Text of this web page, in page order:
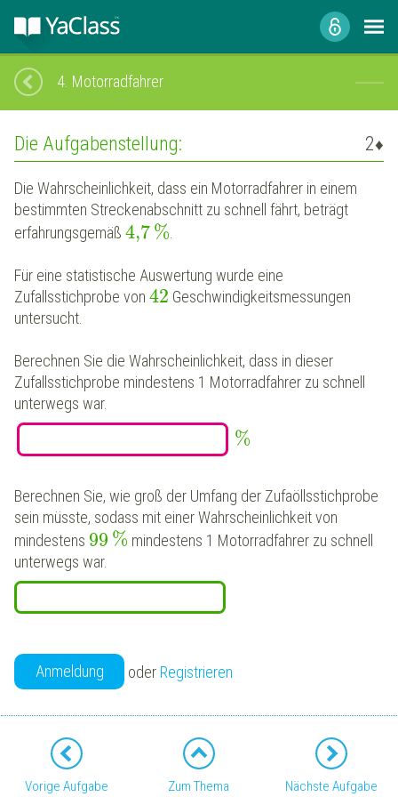
4. Motorradfahrer
Die Aufgabenstellung: 2♦
Die Wahrscheinlichkeit, dass ein Motorradfahrer in einem
bestimmten Streckenabschnitt zu schnell fährt, beträgt
erfahrungsgemäß 4,7%
Für eine statistische Auswertung wurde eine
Zufallsstichprobe von 42 Geschwindigkeitsmessungen
untersucht.
Berechnen Sie die Wahrscheinlichkeit, dass in dieser
Zufallsstichprobe mindestens 1 Motorradfahrer zu schnell
unterwegs war.
%
Berechnen Sie, wie groß der Umfang der Zufaöllsstichprobe
sein müsste, sodass mit einer Wahrscheinlichkeit von
mindestens 99 % mindestens 1 Motorradfahrer zu schnell
unterwegs war.
Anmeldung oder Registrieren
Vorige Aufgabe
Zum Thema
Nächste Aufgabe